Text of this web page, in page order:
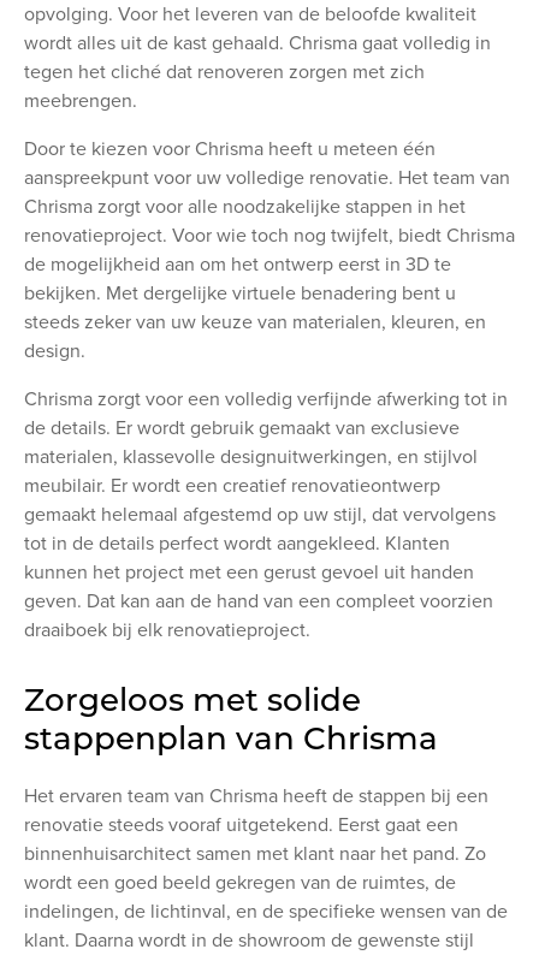
opvolging. Voor het leveren van de beloofde kwaliteit
wordt alles uit de kast gehaald. Chrisma gaat volledig in
tegen het cliché dat renoveren zorgen met zich
meebrengen.
Door te kiezen voor Chrisma heeft u meteen één
aanspreekpunt voor uw volledige renovatie. Het team van
Chrisma zorgt voor alle noodzakelijke stappen in het
renovatieproject. Voor wie toch nog twijfelt, biedt Chrisma
de mogelijkheid aan om het ontwerp eerst in 3D te
bekijken. Met dergelijke virtuele benadering bent u
steeds zeker van uw keuze van materialen, kleuren, en
design.
Chrisma zorgt voor een volledig verfijnde afwerking tot in
de details. Er wordt gebruik gemaakt van exclusieve
materialen, klassevolle designuitwerkingen, en stijlvol
meubilair. Er wordt een creatief renovatieontwerp
gemaakt helemaal afgestemd op uw stijl, dat vervolgens
tot in de details perfect wordt aangekleed. Klanten
kunnen het project met een gerust gevoel uit handen
geven. Dat kan aan de hand van een compleet voorzien
draaiboek bij elk renovatieproject.
Zorgeloos met solide
stappenplan van Chrisma
Het ervaren team van Chrisma heeft de stappen bij een
renovatie steeds vooraf uitgetekend. Eerst gaat een
binnenhuisarchitect samen met klant naar het pand. Zo
wordt een goed beeld gekregen van de ruimtes, de
indelingen, de lichtinval, en de specifieke wensen van de
klant. Daarna wordt in de showroom de gewenste stijl